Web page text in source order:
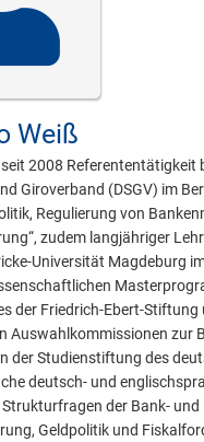
Weiß
2008 Referententätigkeit
Giroverband (DSGV) im
Regulierung von
zudem langjähriger
Universität Magdeburg
der Friedrich-Ebert-Stiftung
Auswahlkommissionen zur
der Studienstiftung des
deutsch- und
Strukturfragen der Bank-
Geldpolitik und